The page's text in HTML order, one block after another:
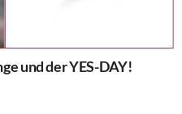
und der YES-DAY!